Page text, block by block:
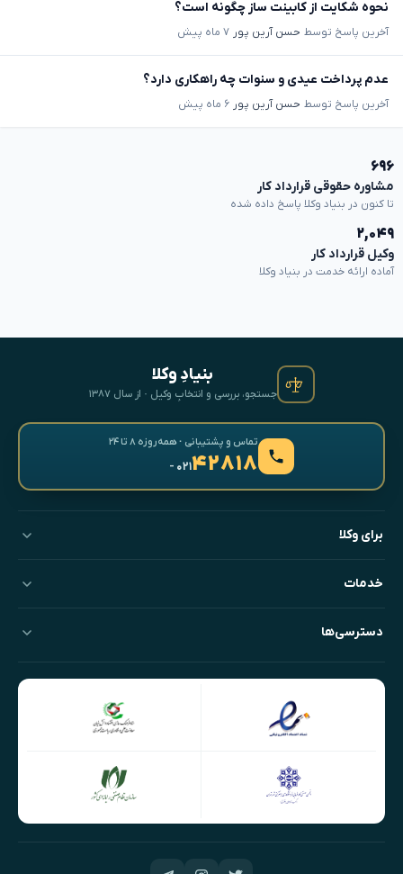
نحوه شکایت از کابینت ساز چگونه است؟
آخرین پاسخ توسط حسن آرین پور ۷ ماه پیش
عدم پرداخت عیدی و سنوات چه راهکاری دارد؟
آخرین پاسخ توسط حسن آرین پور ۶ ماه پیش
۶۹۶
مشاوره حقوقی قرارداد کار
تا کنون در بنیاد وکلا پاسخ داده شده
۲,۰۴۹
وکیل قرارداد کار
آماده ارائه خدمت در بنیاد وکلا
بنیادِ وکلا
جستجو، بررسی و انتخابِ وکیل · از سال ۱۳۸۷
تماس و پشتیبانی · همه‌روزه ۸ تا ۲۴
۴۲۸۱۸- ۰۲۱
برای وکلا
خدمات
دسترسی‌ها